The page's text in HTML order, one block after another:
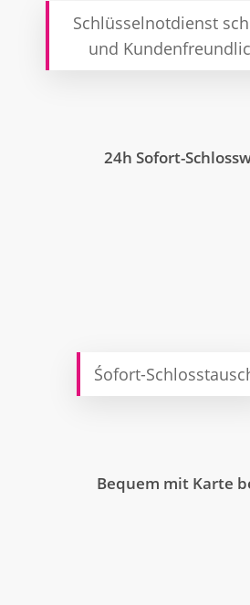
Schlüsselnotdienst
und
24h Sofort-
Śofort-
Bequem mit Karte